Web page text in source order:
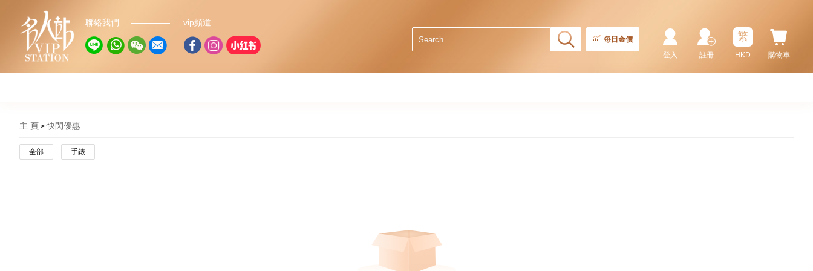
聯絡我們 vip頻道
每日金價
購物車
繁
HKD
註冊
登入
主 頁 快閃優惠
全部 手錶